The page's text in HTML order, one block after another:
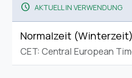
schedule AKTUELL IN VERWENDUNG
Normalzeit (Winterzeit)
CET: Central European